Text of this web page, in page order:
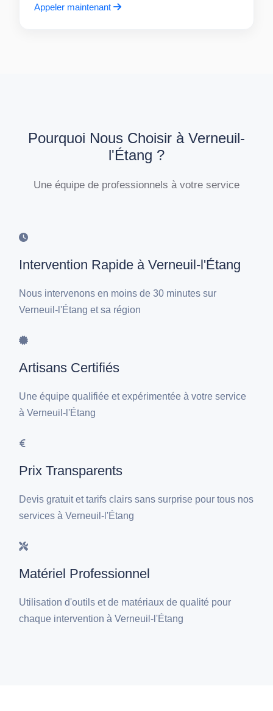
Appeler maintenant
Pourquoi Nous Choisir à Verneuil-
l'Étang ?
Une équipe de professionnels à votre service
Intervention Rapide à Verneuil-l'Étang
Nous intervenons en moins de 30 minutes sur
Verneuil-l'Étang et sa région
Artisans Certifiés
Une équipe qualifiée et expérimentée à votre service
à Verneuil-l'Étang
Prix Transparents
Devis gratuit et tarifs clairs sans surprise pour tous nos
services à Verneuil-l'Étang
Matériel Professionnel
Utilisation d'outils et de matériaux de qualité pour
chaque intervention à Verneuil-l'Étang